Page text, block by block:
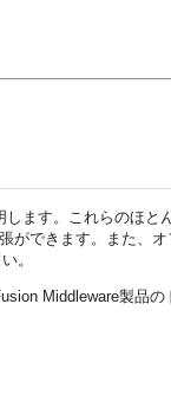
ます。これらのほと
ができます。また、
。
Middleware製品